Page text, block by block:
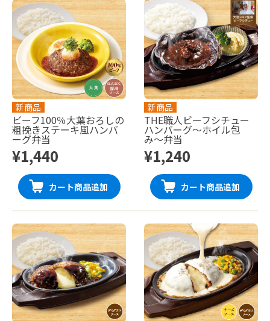
新商品
ビーフ100％大葉おろしの
粗挽きステーキ風ハンバ
ーグ弁当
¥1,440
カート商品追加
新商品
THE職人ビーフシチュー
ハンバーグ〜ホイル包
み〜弁当
¥1,240
カート商品追加